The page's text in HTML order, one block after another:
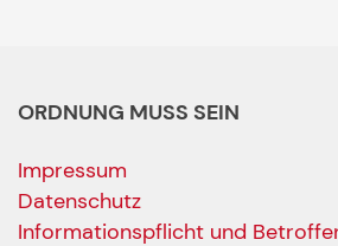
ORDNUNG MUSS SEIN
Impressum
Datenschutz
Informationspflicht und